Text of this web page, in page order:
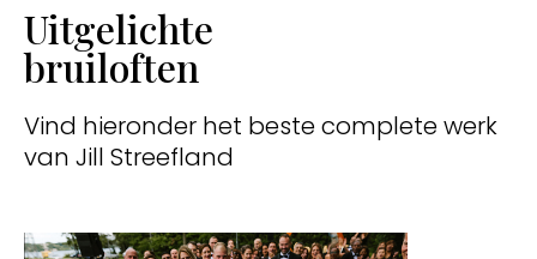
Uitgelichte
bruiloften
Vind hieronder het beste complete werk
van Jill Streefland